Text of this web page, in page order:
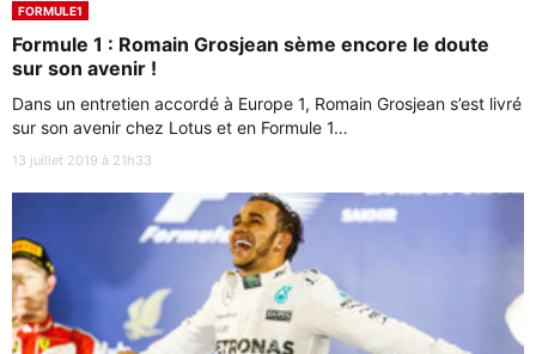
FORMULE1
Formule 1 : Romain Grosjean sème encore le doute
sur son avenir !
Dans un entretien accordé à Europe 1, Romain Grosjean s’est livré
sur son avenir chez Lotus et en Formule 1…
13 juillet 2019 à 21h33